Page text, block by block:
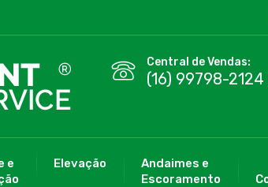
Central de Vendas:
(16) 99798-2124
e
Elevação
Andaimes e
Escoramento